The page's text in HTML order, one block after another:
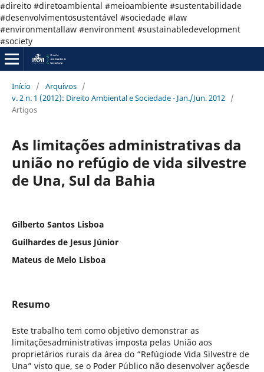
#direito #diretoambiental #meioambiente #sustentabilidade
#desenvolvimentosustentável #sociedade #law
#environmentallaw #environment #sustainabledevelopment
#society
Início / Arquivos /
v. 2 n. 1 (2012): Direito Ambiental e Sociedade - Jan./Jun. 2012 /
Artigos
As limitações administrativas da
união no refúgio de vida silvestre
de Una, Sul da Bahia
Gilberto Santos Lisboa
Guilhardes de Jesus Júnior
Mateus de Melo Lisboa
Resumo
Este trabalho tem como objetivo demonstrar as
limitaçõesadministrativas imposta pelas União aos
proprietários rurais da área do “Refúgiode Vida Silvestre de
Una” visto que, se o Poder Público não desenvolver açõesde